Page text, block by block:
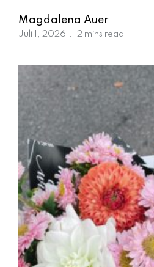
d
e
g
a
n
a
u
s
Ö
st
e
rr
ei
c
Magdalena Auer
Juli 1, 2026 2 mins read